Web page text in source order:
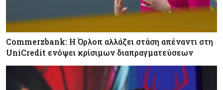
Commerzbank: Η Όρλοπ αλλάζει στάση απέναντι στη
UniCredit ενόψει κρίσιμων διαπραγματεύσεων